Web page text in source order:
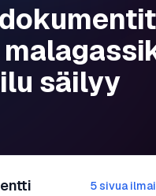
säilyy
5 sivua